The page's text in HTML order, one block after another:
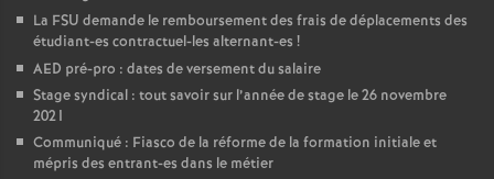
La FSU demande le remboursement des frais de déplacements des
étudiant-es contractuel-les alternant-es !
AED pré-pro : dates de versement du salaire
Stage syndical : tout savoir sur l’année de stage le 26 novembre
2021
Communiqué : Fiasco de la réforme de la formation initiale et
mépris des entrant-es dans le métier